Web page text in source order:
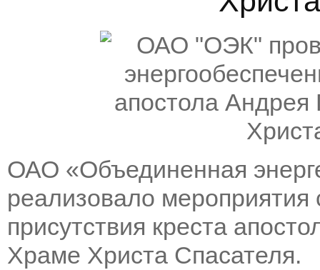
ОАО «Объединенная
реализовало мероприятия
присутствия креста
Храме Христа Спасателя.